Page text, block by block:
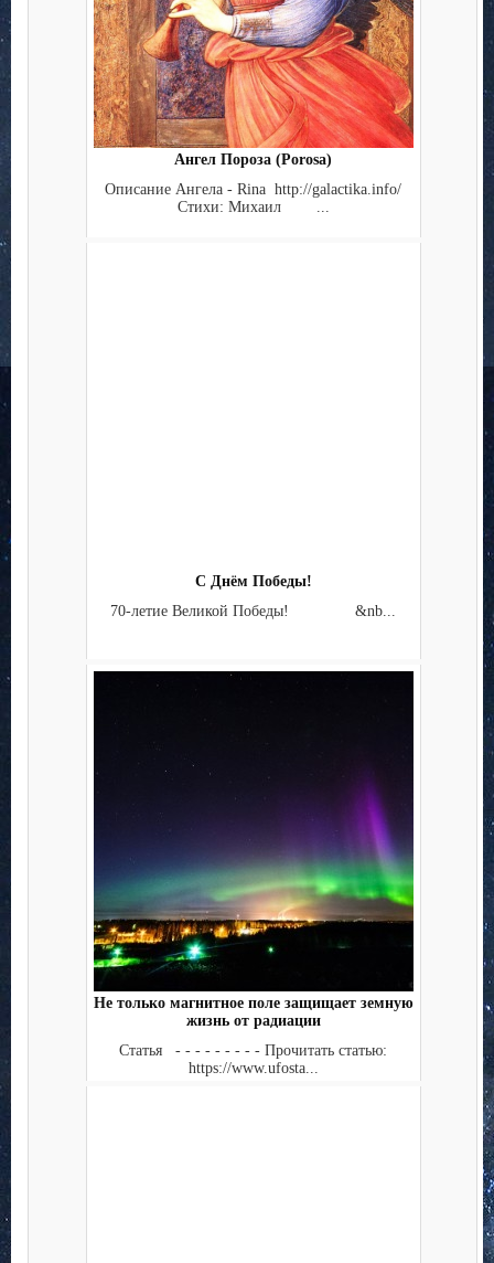
Ангел Пороза (Porosa)
Описание Ангела - Rina http://galactika.info/
Стихи: Михаил ...
С Днём Победы!
70-летие Великой Победы! &nb...
Не только магнитное поле защищает земную
жизнь от радиации
Статья - - - - - - - - - Прочитать статью:
https://www.ufosta...